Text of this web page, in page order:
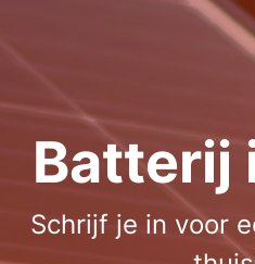
Batterij
Schrijf je in voor